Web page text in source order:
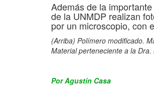
Además de la
de la UNMDP realizan
por un microscopio, con
(Arriba) Polímero modificado.
Material perteneciente a la
Por Agustín Casa